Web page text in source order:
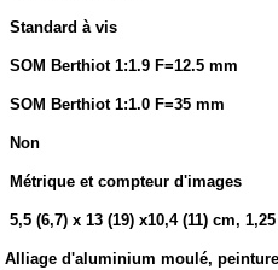
Standard à vis
SOM Berthiot 1:1.9 F=12.5 mm
SOM Berthiot 1:1.0 F=35 mm
Non
Métrique et compteur d'images
5,5 (6,7) x 13 (19) x10,4 (11) cm,
Alliage d'aluminium moulé,